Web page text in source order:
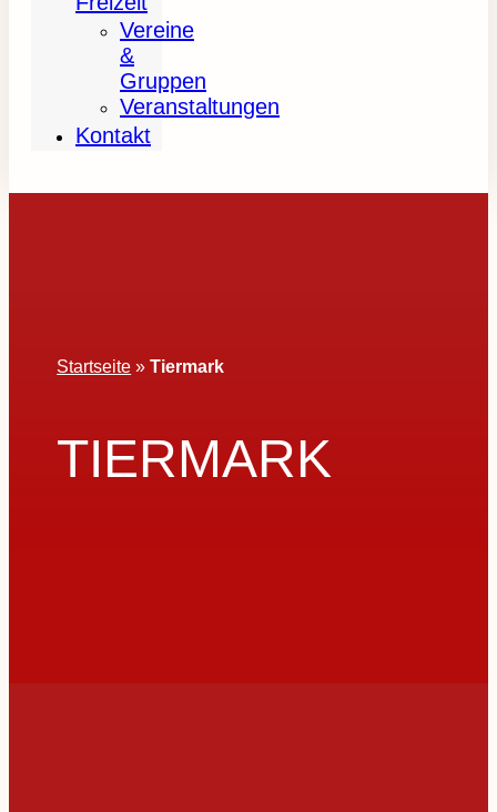
Vereine
&
Gruppen
Veranstaltungen
Kontakt
Startseite »Tiermark
TIERMARK